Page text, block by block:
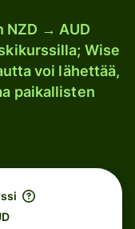
NZD → AUD
Wise
voi lähettää,
paikallisten